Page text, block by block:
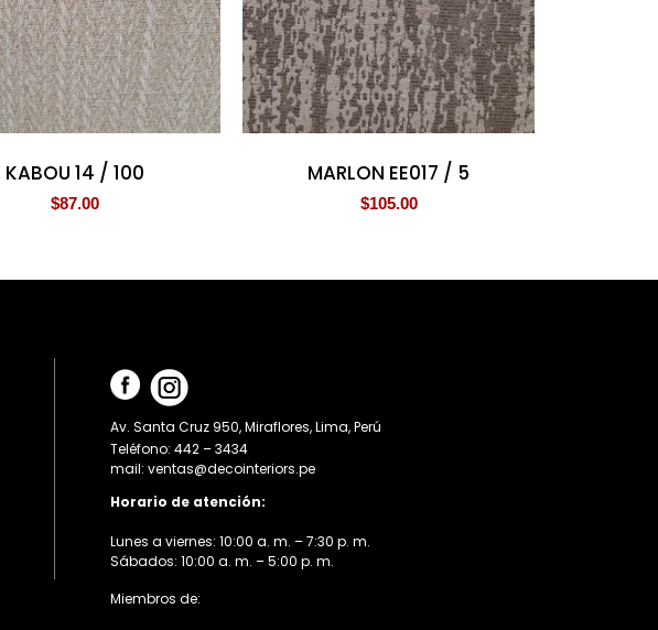
KABOU 14 / 100
$87.00
MARLON EE017 / 5
$105.00
Av. Santa Cruz 950, Miraflores, Lima, Perú
Teléfono: 442 – 3434
mail: ventas@decointeriors.pe
Horario de atención:
Lunes a viernes: 10:00 a. m. – 7:30 p. m.
Sábados: 10:00 a. m. – 5:00 p. m.
Miembros de: